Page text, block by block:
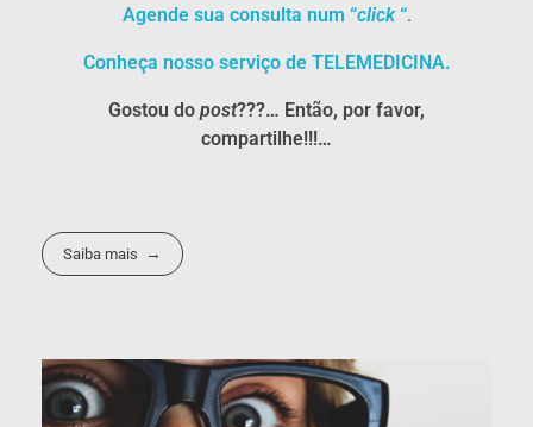
Agende sua consulta num “click“.
Conheça nosso serviço de TELEMEDICINA.
Gostou do post???… Então, por favor,
compartilhe!!!…
Saiba mais